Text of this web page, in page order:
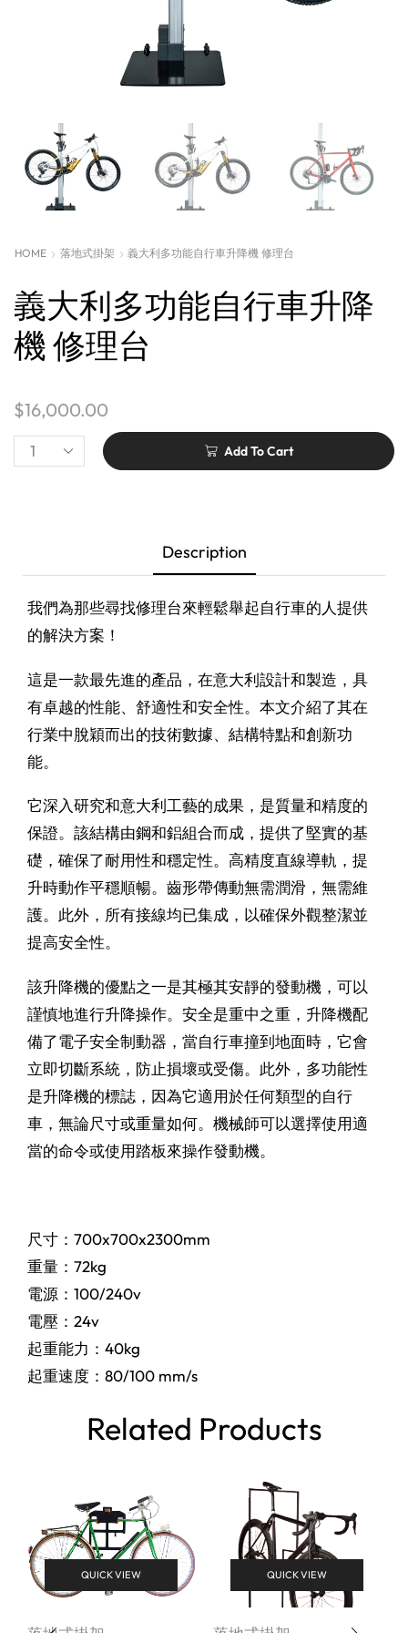
HOME 落地式掛架 義大利多功能自行車升降機 修理台
義大利多功能自行車升降
機 修理台
$16,000.00
Add To Cart
Description
我們為那些尋找修理台來輕鬆舉起自行車的人提供
的解決方案！
這是一款最先進的產品，在意大利設計和製造，具
有卓越的性能、舒適性和安全性。本文介紹了其在
行業中脫穎而出的技術數據、結構特點和創新功
能。
它深入研究和意大利工藝的成果，是質量和精度的
保證。該結構由鋼和鋁組合而成，提供了堅實的基
礎，確保了耐用性和穩定性。高精度直線導軌，提
升時動作平穩順暢。齒形帶傳動無需潤滑，無需維
護。此外，所有接線均已集成，以確保外觀整潔並
提高安全性。
該升降機的優點之一是其極其安靜的發動機，可以
謹慎地進行升降操作。安全是重中之重，升降機配
備了電子安全制動器，當自行車撞到地面時，它會
立即切斷系統，防止損壞或受傷。此外，多功能性
是升降機的標誌，因為它適用於任何類型的自行
車，無論尺寸或重量如何。機械師可以選擇使用適
當的命令或使用踏板來操作發動機。
尺寸：700x700x2300mm
重量：72kg
電源：100/240v
電壓：24v
起重能力：40kg
起重速度：80/100 mm/s
Related Products
QUICK VIEW QUICK VIEW